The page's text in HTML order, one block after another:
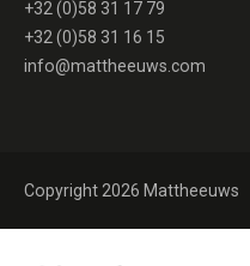
+32 (0)58 31 17 79
+32 (0)58 31 16 15
info@mattheeuws.com
Copyright 2026 Mattheeuws